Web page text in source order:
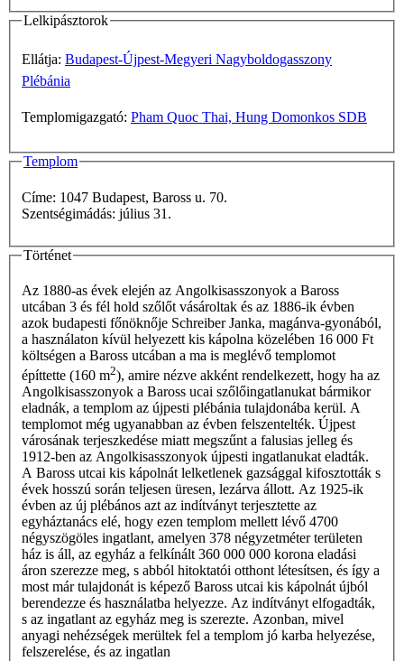
Lelkipásztorok
Ellátja: Budapest-Újpest-Megyeri Nagyboldogasszony
Plébánia
Templomigazgató: Pham Quoc Thai, Hung Domonkos SDB
Templom
Címe: 1047 Budapest, Baross u. 70.
Szentségimádás: július 31.
Történet
Az 1880-as évek elején az Angolkisasszonyok a Baross
utcában 3 és fél hold szőlőt vásároltak és az 1886-ik évben
azok budapesti főnöknője Schreiber Janka, magánva-gyonából,
a használaton kívül helyezett kis kápolna közelében 16 000 Ft
költségen a Baross utcában a ma is meglévő templomot
építtette (160 m2), amire nézve akként rendelkezett, hogy ha az
Angolkisasszonyok a Baross ucai szőlőingatlanukat bármikor
eladnák, a templom az újpesti plébánia tulajdonába kerül. A
templomot még ugyanabban az évben felszentelték. Újpest
városának terjeszkedése miatt megszűnt a falusias jelleg és
1912-ben az Angolkisasszonyok újpesti ingatlanukat eladták.
A Baross utcai kis kápolnát lelketlenek gazsággal kifosztották s
évek hosszú során teljesen üre­sen, lezárva állott. Az 1925-ik
évben az új plébános azt az indítványt terjesztette az
egyháztanács elé, hogy ezen templom mellett lévő 4700
négyszögöles ingatlant, amelyen 378 négyzetméter területen
ház is áll, az egyház a fel­kínált 360 000 000 korona eladási
áron szerezze meg, s abból hitoktatói otthont létesítsen, és így a
most már tulajdonát is képező Baross utcai kis kápolnát újból
berendezze és használatba helyezze. Az indítványt elfogad­ták,
s az ingatlant az egyház meg is szerezte. Azonban, mivel
anyagi nehézségek merültek fel a templom jó karba helyezése,
felszerelése, és az ingatlan